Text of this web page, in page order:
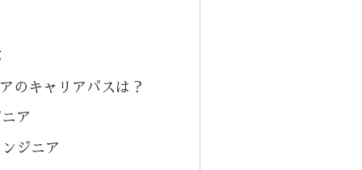
のキャリアパスは？
ア
ジニア